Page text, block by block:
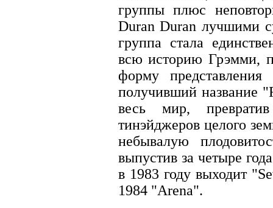
группы плюс
Duran Duran лучшими
группа стала
всю историю Грэмми,
форму
получивший название
весь мир,
тинэйджеров целого
небывалую
выпустив за четыре
в 1983 году выходит
1984 "Arena".